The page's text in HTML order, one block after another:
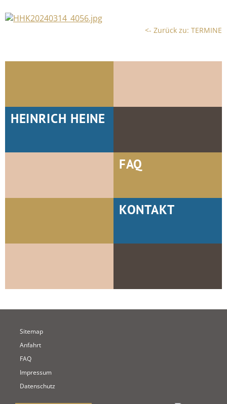
<- Zurück zu: TERMINE
HEINRICH HEINE
FAQ
KONTAKT
Sitemap
Anfahrt
FAQ
Impressum
Datenschutz